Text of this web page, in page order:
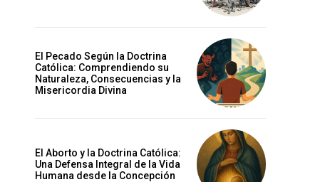
El Pecado Según la Doctrina
Católica: Comprendiendo su
Naturaleza, Consecuencias y la
Misericordia Divina
El Aborto y la Doctrina Católica:
Una Defensa Integral de la Vida
Humana desde la Concepción